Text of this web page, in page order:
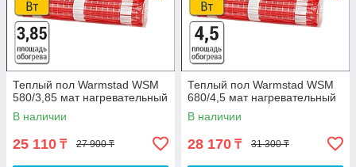
Теплый пол Warmstad WSM
580/3,85 мат нагревательный
В наличии
25 110 ₸ 27 900 ₸
Теплый пол Warmstad WSM
680/4,5 мат нагревательный
В наличии
28 170 ₸ 31 300 ₸